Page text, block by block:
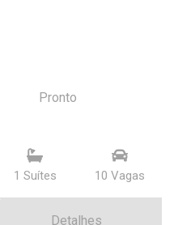
Pronto
1 Suí­tes 10 Vagas
Detalhes